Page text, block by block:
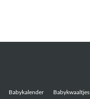
Babykalender Babykwaaltjes